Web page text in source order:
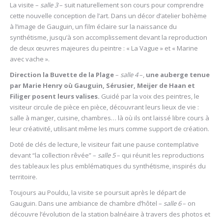
La visite – salle 3– suit naturellement son cours pour comprendre
cette nouvelle conception de l’art. Dans un décor d’atelier bohème
à l’image de Gauguin, un film éclaire sur la naissance du
synthétisme, jusqu’à son accomplissement devant la reproduction
de deux œuvres majeures du peintre : « La Vague » et « Marine
avec vache ».
Direction la Buvette de la Plage– salle 4–, une auberge tenue
par Marie Henry où Gauguin, Sérusier, Meijer de Haan et
Filiger posent leurs valises. Guidé par la voix des peintres, le
visiteur circule de pièce en pièce, découvrant leurs lieux de vie :
salle à manger, cuisine, chambres… là où ils ont laissé libre cours à
leur créativité, utilisant même les murs comme support de création.
Doté de clés de lecture, le visiteur fait une pause contemplative
devant “la collection rêvée” – salle 5– qui réunit les reproductions
des tableaux les plus emblématiques du synthétisme, inspirés du
territoire.
Toujours au Pouldu, la visite se poursuit après le départ de
Gauguin. Dans une ambiance de chambre d’hôtel – salle 6– on
découvre l’évolution de la station balnéaire à travers des photos et